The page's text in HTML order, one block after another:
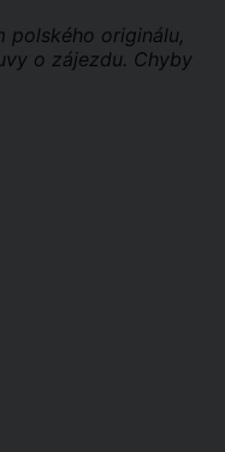
polského originálu,
o zájezdu. Chyby